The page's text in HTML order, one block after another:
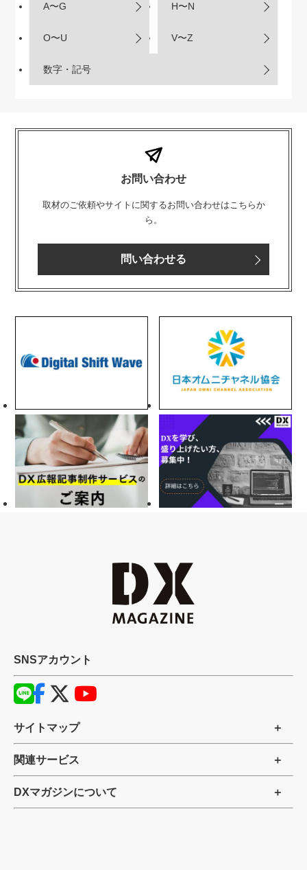
A〜G H〜N
O〜U V〜Z
数字・記号
お問い合わせ
取材のご依頼やサイトに関するお問い合わせはこちらか
ら。
問い合わせる
SNSアカウント
サイトマップ
関連サービス
DXマガジンについて